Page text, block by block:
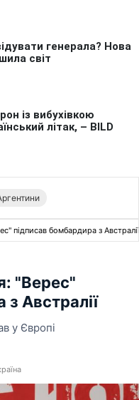
підписав бомбардира з Австралії
"Верес"
Австралії
у Європі